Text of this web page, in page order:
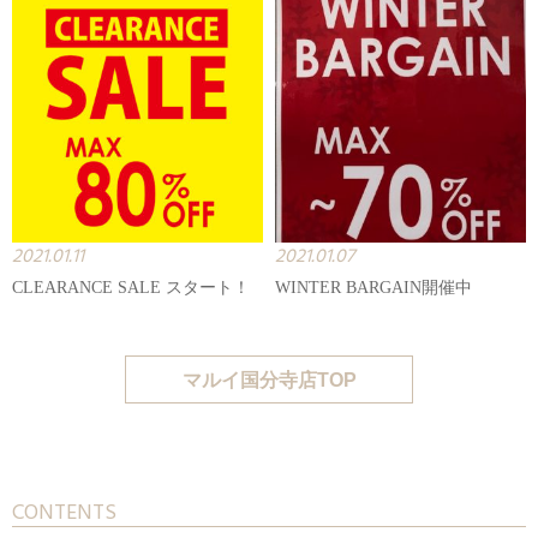
2021.01.11
CLEARANCE SALE スタート！
2021.01.07
WINTER BARGAIN開催中
マルイ国分寺店TOP
CONTENTS